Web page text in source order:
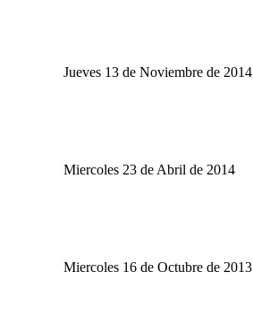
Jueves 13 de Noviembre de 2014
Miercoles 23 de Abril de 2014
Miercoles 16 de Octubre de 2013